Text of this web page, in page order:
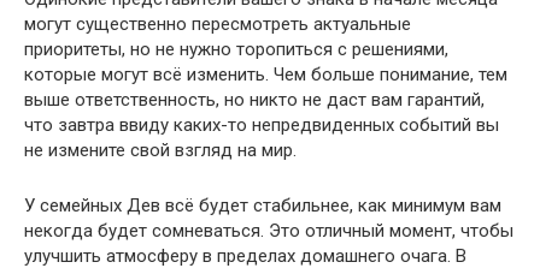
могут существенно пересмотреть актуальные
приоритеты, но не нужно торопиться с решениями,
которые могут всё изменить. Чем больше понимание, тем
выше ответственность, но никто не даст вам гарантий,
что завтра ввиду каких-то непредвиденных событий вы
не измените свой взгляд на мир.
У семейных Дев всё будет стабильнее, как минимум вам
некогда будет сомневаться. Это отличный момент, чтобы
улучшить атмосферу в пределах домашнего очага. В